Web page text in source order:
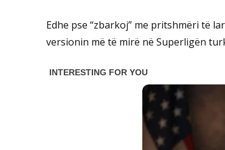
Edhe pse “zbarkoj” me pritshmëri të
versionin më të mirë në Superligën